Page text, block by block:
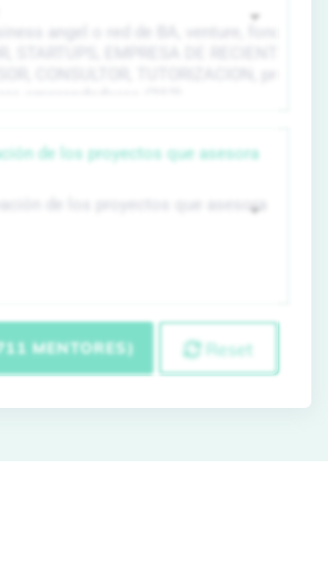
de los proyectos que asesora
MENTORES) Reset